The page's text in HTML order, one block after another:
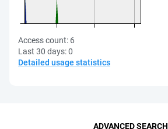
Access count: 6
Last 30 days:0
Detailed usage statistics
ADVANCED SEARCH